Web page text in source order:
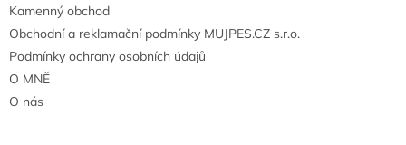
Kamenný obchod
Obchodní a reklamační podmínky MUJPES.CZ s.r.o.
Podmínky ochrany osobních údajů
O MNĚ
O nás